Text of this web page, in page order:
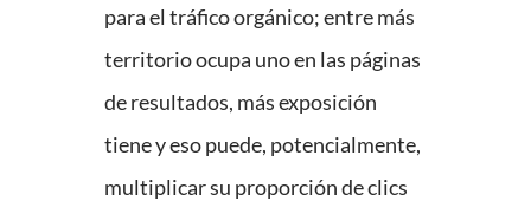
para el tráfico orgánico; entre más
territorio ocupa uno en las páginas
de resultados, más exposición
tiene y eso puede, potencialmente,
multiplicar su proporción de clics